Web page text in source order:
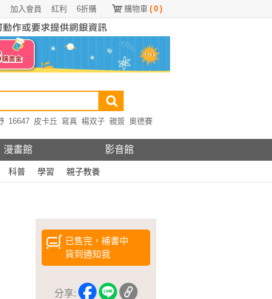
購物車 ( 0 )
6折購
紅利
加入會員
16647 皮卡丘 寫真 楊双子 親簽 奧德賽
漫畫館 影音館
科普 學習 親子教養
已售完，補書中
貨到通知我
分享: